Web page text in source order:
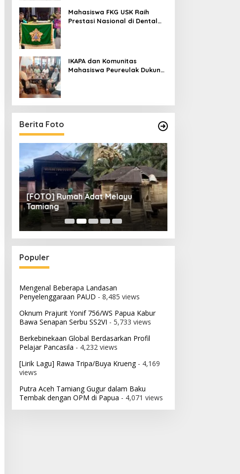
Mahasiswa FKG USK Raih
Prestasi Nasional di Dental
IKAPA dan Komunitas
Mahasiswa Peureulak Dukung
Berita Foto
[FOTO] Rumah Adat Melayu
Tamiang
Populer
Mengenal Beberapa Landasan
Penyelenggaraan PAUD - 8,485 views
Oknum Prajurit Yonif 756/WS Papua Kabur
Bawa Senapan Serbu SS2VI - 5,733 views
Berkebinekaan Global Berdasarkan Profil
Pelajar Pancasila - 4,232 views
[Lirik Lagu] Rawa Tripa/Buya Krueng- 4,169
views
Putra Aceh Tamiang Gugur dalam Baku
Tembak dengan OPM di Papua - 4,071 views